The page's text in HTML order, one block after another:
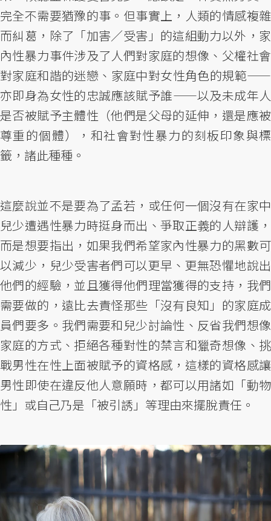
完全不需要猶豫的事。但事實上，人類的情感複雜
而糾葛，除了「加害／受害」的這組動力以外，家
內性暴力事件涉及了人們對家庭的想像、父權社會
對家庭和諧的迷戀、家庭中對女性角色的規範——
亦即身為女性的忠誠應該賦予誰——以及未成年人
是否被賦予主體性（他們是父母的延伸，還是應被
尊重的個體），和社會對性暴力的刻板印象與標
籤，諸此種種。
這麼說並不是要為了孟若，或任何一個沒有在家中
兒少遭遇性暴力時挺身而出、爭取正義的人辯護，
而是想要指出，如果我們希望家內性暴力的黑數可
以減少，兒少受害者們可以更早、更無恐懼地說出
他們的經驗，並且獲得他們理當獲得的支持，我們
需要做的，遠比去責怪那些「沒有良知」的家庭成
員們要多。我們需要和兒少討論性、反省我們想像
家庭的方式、拒絕各種對性的禁言和獵奇想像、挑
戰男性在性上面被賦予的資格感，這樣的資格感讓
男性即使在違反他人意願時，都可以用諸如「動物
性」或自己乃是「被引誘」等理由來擺脫責任。